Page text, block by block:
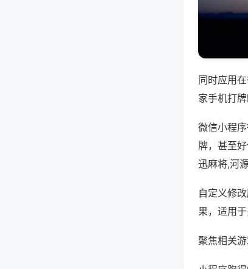
同时应用
家手机打
微信小程
牌，甚至
迅麻将,河
自定义修
果，适用
聚焦相关游